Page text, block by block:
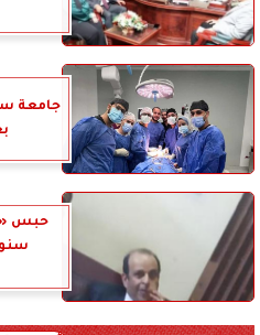
جامعة